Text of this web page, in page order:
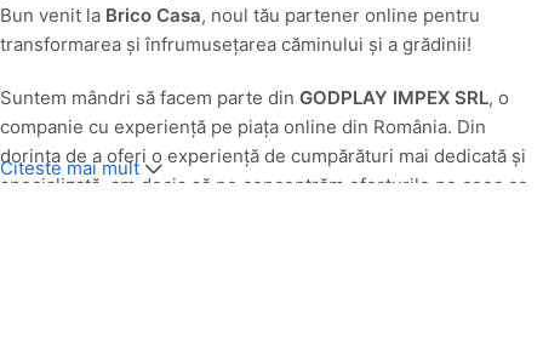
Bun venit la Brico Casa, noul tău partener online pentru
transformarea și înfrumusețarea căminului și a grădinii!
Suntem mândri să facem parte din GODPLAY IMPEX SRL, o
companie cu experiență pe piața online din România. Din
dorința de a oferi o experiență de cumpărături mai dedicată și
specializată, am decis să ne concentrăm eforturile pe ceea ce
Citeste mai mult